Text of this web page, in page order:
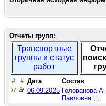
Отчеты групп:
Транспортные
группы и статус
работ
# # Дата Состав
06.09.2025 Голованова
Павловна ; ;